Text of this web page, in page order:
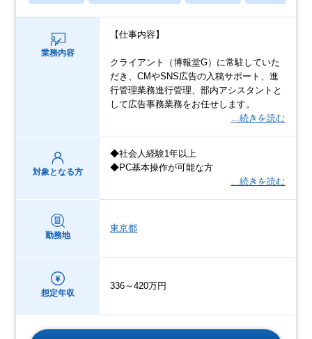
業務内容
【仕事内容】
クライアント（博報堂G）に常駐していた
だき、CMやSNS広告の入稿サポート、進
行管理業務進行管理、部内アシスタントと
して広告事務業務をお任せします。
…続きを読む
対象となる方
◆社会人経験1年以上
◆PC基本操作が可能な方
…続きを読む
勤務地
東京都
想定年収
336～420万円